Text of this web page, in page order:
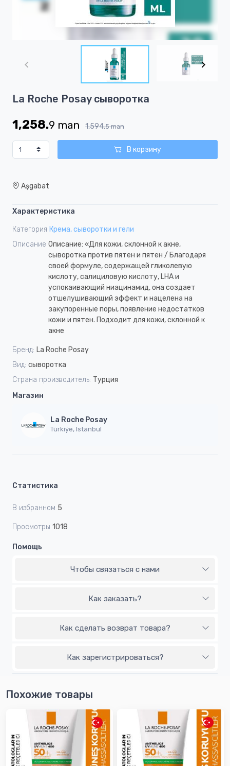
1
8
La Roche Posay сыворотка
1,258.9 man 1,594.5 man
В корзину
Aşgabat
Характеристика
Категория Крема, сыворотки и гели
Описание Описание: «Для кожи, склонной к акне,
сыворотка против пятен и пятен / Благодаря
своей формуле, содержащей гликолевую
кислоту, салициловую кислоту, LHA и
успокаивающий ниацинамид, она создает
отшелушивающий эффект и нацелена на
закупоренные поры, появление недостатков
кожи и пятен. Подходит для кожи, склонной к
акне
Бренд: La Roche Posay
Вид: сыворотка
Страна производитель: Турция
Магазин
La Roche Posay
Türkiýe, Istanbul
Статистика
В избранном 5
Просмотры 1018
Помощь
Чтобы связаться с нами
Как заказать?
Как сделать возврат товара?
Как зарегистрироваться?
Похожие товары